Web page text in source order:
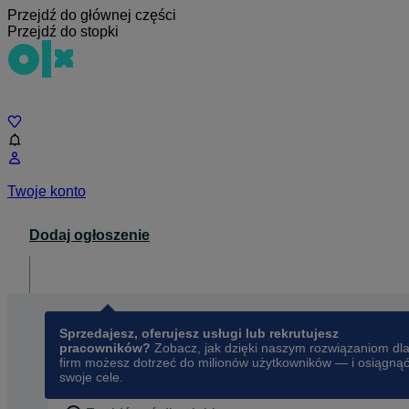
Przejdź do głównej części
Przejdź do stopki
Twoje konto
Dodaj ogłoszenie
Sprzedajesz, oferujesz usługi lub rekrutujesz
pracowników? Zobacz, jak dzięki naszym rozwiązaniom dla
firm możesz dotrzeć do milionów użytkowników — i osiągnąć
swoje cele.